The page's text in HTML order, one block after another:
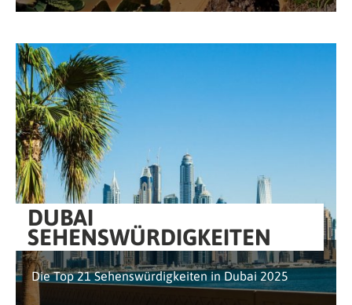
DUBAI
SEHENSWÜRDIGKEITEN
Die Top 21 Sehenswürdigkeiten in Dubai 2025